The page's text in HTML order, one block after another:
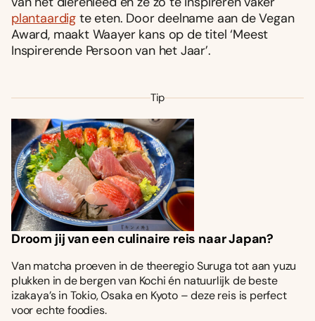
plantaardig te eten. Door deelname aan de Vegan
Award, maakt Waayer kans op de titel ‘Meest
Inspirerende Persoon van het Jaar’.
Tip
Droom jij van een culinaire reis naar Japan?
Van matcha proeven in de theeregio Suruga tot aan yuzu
plukken in de bergen van Kochi én natuurlijk de beste
izakaya’s in Tokio, Osaka en Kyoto – deze reis is perfect
voor echte foodies.